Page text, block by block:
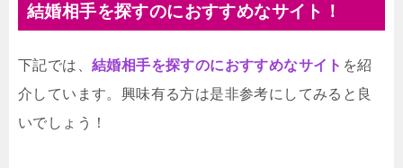
結婚相手を探すのにおすすめなサイト！
下記では、 結婚相手を探すのにおすすめなサイト を紹
介しています。興味有る方は是非参考にしてみると良
いでしょう！